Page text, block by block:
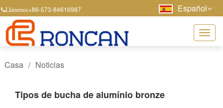
Llámenos+86-573-84616987 Español
Casa / Noticias
Tipos de bucha de alumínio bronze